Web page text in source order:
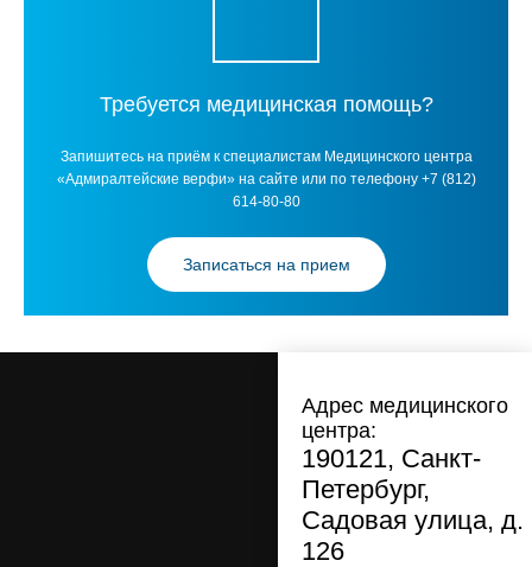
Требуется медицинская помощь?
Запишитесь на приём к специалистам Медицинского центра
«Адмиралтейские верфи» на сайте или по телефону +7 (812)
614-80-80
Записаться на прием
Адрес медицинского
центра:
190121, Санкт-
Петербург,
Садовая улица, д.
126